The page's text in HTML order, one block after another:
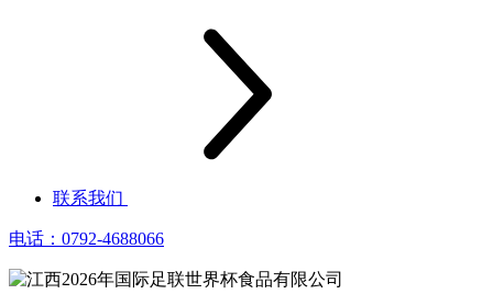
联系我们
电话：0792-4688066